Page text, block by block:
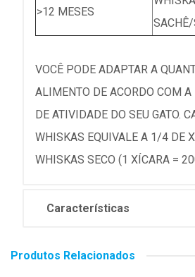
>12 MESES
SACHÊ/
VOCÊ PODE ADAPTAR A
ALIMENTO DE ACORDO COM
DE ATIVIDADE DO SEU GATO.
WHISKAS EQUIVALE A 1/4 DE
WHISKAS SECO (1 XÍCARA =
Características
Produtos Relacionados